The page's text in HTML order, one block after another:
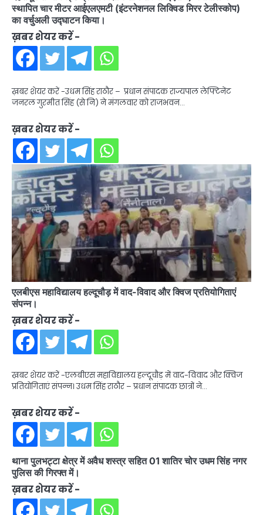
स्थापित चार मीटर आईएलएमटी (इंटरनेशनल लिक्विड मिरर टेलीस्कोप)
का वर्चुअली उद्घाटन किया।
ख़बर शेयर करें -
ख़बर शेयर करें -उधम सिंह राठौर – प्रधान संपादक राज्यपाल लेफ्टिनेंट
जनरल गुरमीत सिंह (से नि) ने मंगलवार को राजभवन…
ख़बर शेयर करें -
एलबीएस महाविद्यालय हल्दूचौड़ में वाद-विवाद और क्विज प्रतियोगिताएं
संपन्न।
ख़बर शेयर करें -
ख़बर शेयर करें -एलबीएस महाविद्यालय हल्दूचौड़ में वाद-विवाद और क्विज
प्रतियोगिताएं संपन्न। उधम सिंह राठौर – प्रधान संपादक छात्रों ने…
ख़बर शेयर करें -
थाना पुलभट्टा क्षेत्र में अवैध शस्त्र सहित 01 शातिर चोर उधम सिंह नगर
पुलिस की गिरफ्त में।
ख़बर शेयर करें -